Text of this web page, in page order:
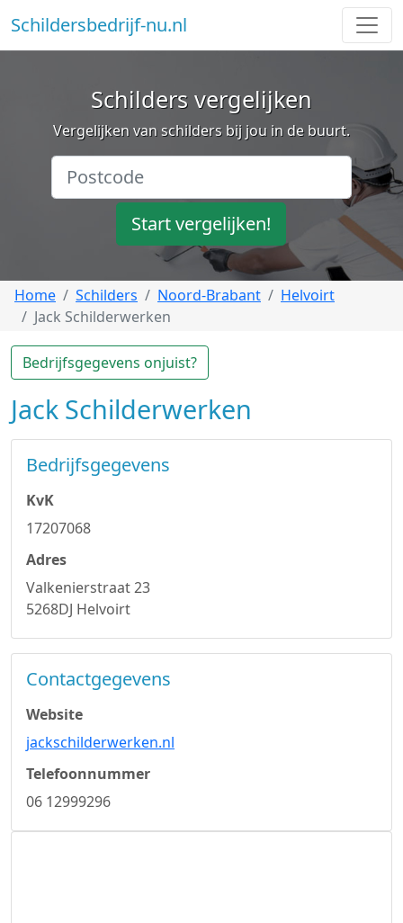
Schildersbedrijf-nu.nl
Schilders vergelijken
Vergelijken van schilders bij jou in de buurt.
Start vergelijken!
Home Schilders Noord-Brabant
Helvoirt
Jack Schilderwerken
Bedrijfsgegevens onjuist?
Jack Schilderwerken
Bedrijfsgegevens
KvK
17207068
Adres
Valkenierstraat 23
5268DJ Helvoirt
Contactgegevens
Website
jackschilderwerken.nl
Telefoonnummer
06 12999296